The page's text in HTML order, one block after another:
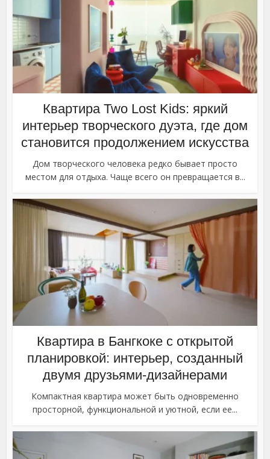
Квартира Two Lost Kids: яркий
интерьер творческого дуэта, где дом
становится продолжением искусства
Дом творческого человека редко бывает просто
местом для отдыха. Чаще всего он превращается в...
Квартира в Бангкоке с открытой
планировкой: интерьер, созданный
двумя друзьями-дизайнерами
Компактная квартира может быть одновременно
просторной, функциональной и уютной, если ее...